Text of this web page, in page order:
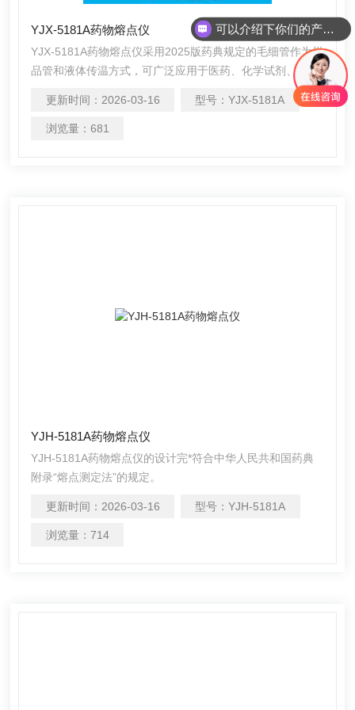
YJX-5181A药物熔点仪
YJX-5181A药物熔点仪采用2025版药典规定的毛细管作为样
品管和液体传温方式，可广泛应用于医药、化学试剂、香
料、染料等行业的生产与科研中，测量有机结晶物质的熔
点。
更新时间： 2026-03-16 型号：YJX-5181A
浏览量： 681
YJH-5181A药物熔点仪
YJH-5181A药物熔点仪的设计完*符合中华人民共和国药典
附录“熔点测定法”的规定。
更新时间： 2026-03-16 型号：YJH-5181A
浏览量： 714
可以介绍下你们的产品么